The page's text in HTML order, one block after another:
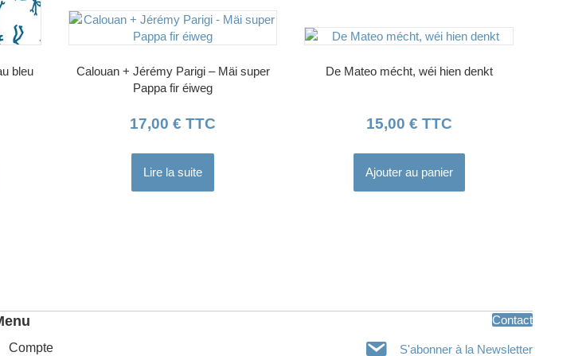
bleu
Calouan + Jérémy Parigi – Mäi super
Pappa fir éiweg
17,00€ TTC
Lire la suite
De Mateo mécht, wéi hien denkt
15,00 € TTC
Ajouter au panier
Compte
Contact
S'abonner à la Newsletter